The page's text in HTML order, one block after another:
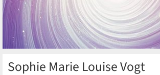
Sophie Marie Louise Vogt